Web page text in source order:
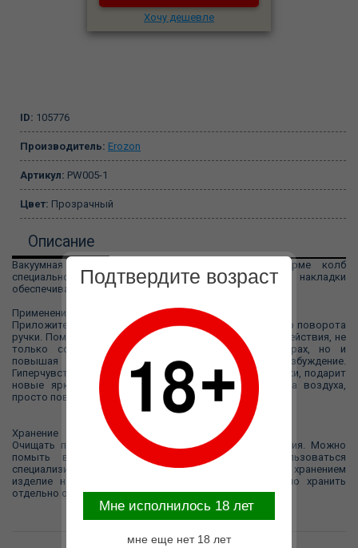
Хочу дешевле
ID: 105776
Производитель: Erozon
Артикул: PW005-1
Цвет: Прозрачный
Описание
Вакуумная помпа для стимуляции сосков в форме колб
специальной анатомической формы. Мягкие накладки
обеспечивают комфорт и герметичность.
Применение
Приложите помпу к соску, откачайте воздух с помощью поворота
ручки. Помпа обеспечивает прилив крови к точке воздействия, не
только создавая небольшое увеличение в размерах, но и
повышая чувствительность и возбуждение.
Гиперчувствительность такой эрогенной зоны, как соски, подарит
новые яркие ощущения во время секса. Для спуска воздуха,
просто поверните ручку в другую сторону.
Хранение
Очищать помпы желательно до и после использования. Можно
помыть в теплой воде с мылом или воспользоваться
специализированным чистящим средством. Перед хранением
изделие необходимо хорошо просушить. Желательно хранить
отдельно от других силиконовых изделий.
Подтвердите возраст
Mне исполнилось 18 лет
мне еще нет 18 лет